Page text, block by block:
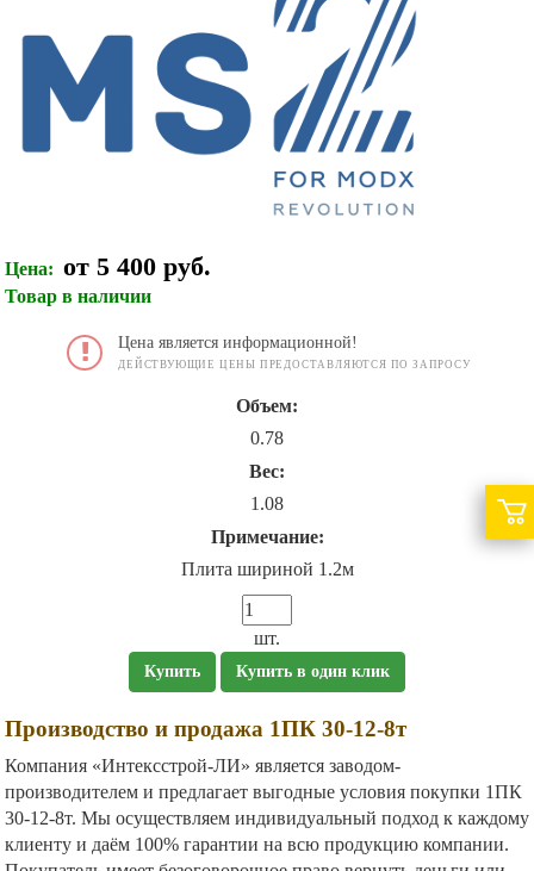
Цена: от 5 400 руб.
Товар в наличии
Цена является информационной!
ДЕЙСТВУЮЩИЕ ЦЕНЫ ПРЕДОСТАВЛЯЮТСЯ ПО ЗАПРОСУ
Объем:
0.78
Вес:
1.08
Примечание:
Плита шириной 1.2м
шт.
Купить Купить в один клик
Производство и продажа 1ПК 30-12-8т
Компания «Интексстрой-ЛИ» является заводом-
производителем и предлагает выгодные условия покупки 1ПК
30-12-8т. Мы осуществляем индивидуальный подход к каждому
клиенту и даём 100% гарантии на всю продукцию компании.